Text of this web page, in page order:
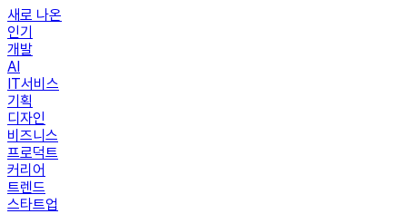
새로 나온
인기
개발
AI
IT서비스
기획
디자인
비즈니스
프로덕트
커리어
트렌드
스타트업